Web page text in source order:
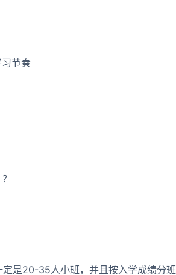
节奏
是20-35人小班，并且按入学成绩分班